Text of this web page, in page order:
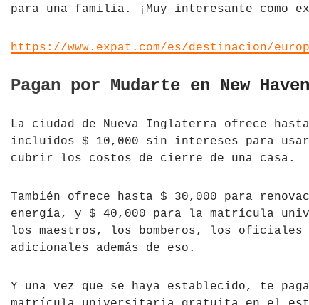
para una familia. ¡Muy interesante como
https://www.expat.com/es/destinacion/
Pagan por Mudarte en New
La ciudad de Nueva Inglaterra ofrece
incluidos $ 10,000 sin intereses para
cubrir los costos de cierre de una casa.
También ofrece hasta $ 30,000 para
energía, y $ 40,000 para la matrícula
los maestros, los bomberos, los
adicionales además de eso.
Y una vez que se haya establecido, te